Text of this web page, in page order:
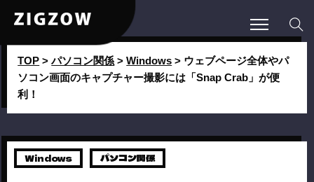
TOP >パソコン関係 >Windows > ウェブページ全体やパ
ソコン画面のキャプチャー撮影には「Snap Crab」が便
利！
Windows パソコン関係